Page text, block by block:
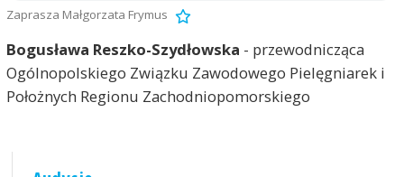
Zaprasza Małgorzata Frymus
Bogusława Reszko-Szydłowska - przewodnicząca
Ogólnopolskiego Związku Zawodowego Pielęgniarek i
Położnych Regionu Zachodniopomorskiego